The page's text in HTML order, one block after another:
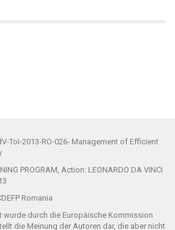
ToI-2013-RO-026- Management of Efficient
PROGRAM, Action: LEONARDO DA VINCI
Romania
wurde durch die Europäische Kommission
die Meinung der Autoren dar, die aber nicht